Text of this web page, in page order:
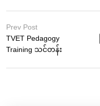
Prev Post
TVET Pedagogy
Training သင်တန်း